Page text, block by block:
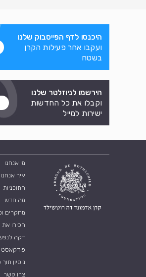
היכנסו לדף הפייסבוק שלנו
ועקבו אחר פעילות הקרן
בשטח
הירשמו לניוזלטר שלנו
וקבלו את כל החדשות
ישירות למייל
מי אנחנו
איך
התוכניות
מה חדש
מחקרים
הכירו
דקה
ניסיון
צרו קשר